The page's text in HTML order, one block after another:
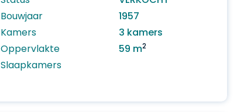
Bouwjaar
1957
Kamers
3 kamers
Oppervlakte
59 m2
Slaapkamers